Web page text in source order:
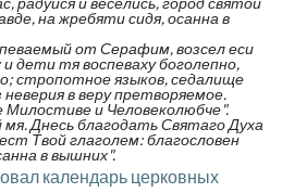
на жребяти сидя, осанна в
от Серафим, возсел еси
дети тя воспеваху боголепно,
стропотное языков, седалище
в веру претворяемое.
Милостиве и Человеколюбче".
Днесь благодать Святаго Духа
Твой глаголем: благословен
в вышних".
календарь церковных